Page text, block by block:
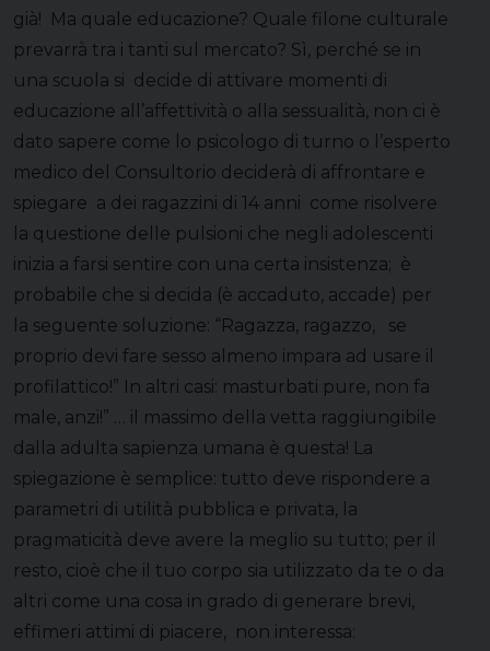
già! Ma quale educazione? Quale filone culturale
prevarrà tra i tanti sul mercato? Sì, perché se in
una scuola si decide di attivare momenti di
educazione all’affettività o alla sessualità, non ci è
dato sapere come lo psicologo di turno o l’esperto
medico del Consultorio deciderà di affrontare e
spiegare a dei ragazzini di 14 anni come risolvere
la questione delle pulsioni che negli adolescenti
inizia a farsi sentire con una certa insistenza; è
probabile che si decida (è accaduto, accade) per
la seguente soluzione: “Ragazza, ragazzo, se
proprio devi fare sesso almeno impara ad usare il
profilattico!” In altri casi: masturbati pure, non fa
male, anzi!” … il massimo della vetta raggiungibile
dalla adulta sapienza umana è questa! La
spiegazione è semplice: tutto deve rispondere a
parametri di utilità pubblica e privata, la
pragmaticità deve avere la meglio su tutto; per il
resto, cioè che il tuo corpo sia utilizzato da te o da
altri come una cosa in grado di generare brevi,
effimeri attimi di piacere, non interessa: